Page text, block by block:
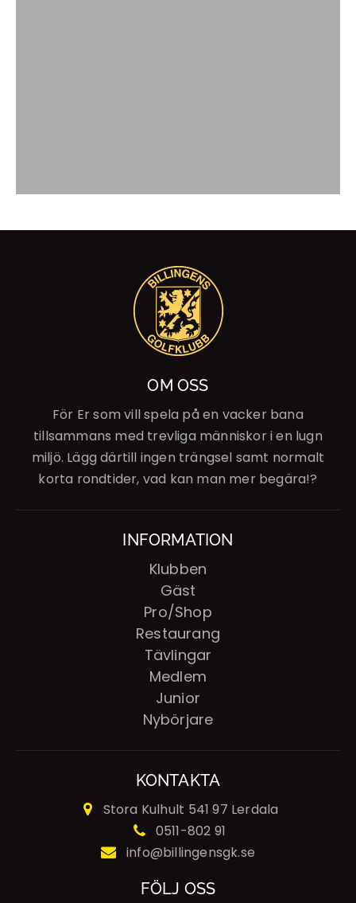
OM OSS
För Er som vill spela på en vacker bana
tillsammans med trevliga människor i en lugn
miljö. Lägg därtill ingen trängsel samt normalt
korta rondtider, vad kan man mer begära!?
INFORMATION
Klubben
Gäst
Pro/Shop
Restaurang
Tävlingar
Medlem
Junior
Nybörjare
KONTAKTA
Stora Kulhult 541 97 Lerdala
0511-802 91
info@billingensgk.se
FÖLJ OSS